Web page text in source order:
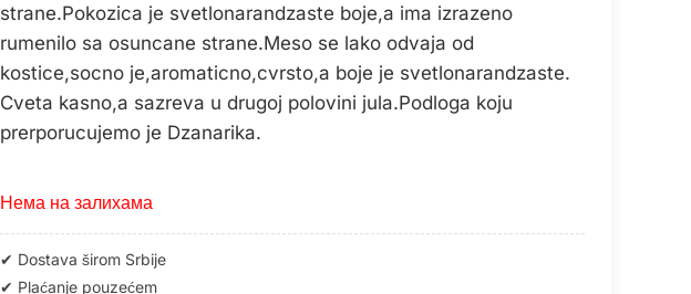
strane.Pokozica je svetlonarandzaste boje,a ima izrazeno
rumenilo sa osuncane strane.Meso se lako odvaja od
kostice,socno je,aromaticno,cvrsto,a boje je svetlonarandzaste.
Cveta kasno,a sazreva u drugoj polovini jula.Podloga koju
prerporucujemo je Dzanarika.
Нема на залихама